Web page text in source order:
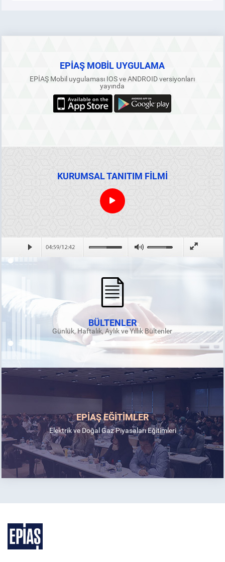
EPİAŞ MOBİL UYGULAMA
EPİAŞ Mobil uygulaması IOS ve ANDROID versiyonları
yayında
KURUMSAL TANITIM FİLMİ
BÜLTENLER
Günlük, Haftalık, Aylık ve Yıllık Bültenler
EPİAŞ EĞİTİMLER
Elektrik ve Doğal Gaz Piyasaları Eğitimleri